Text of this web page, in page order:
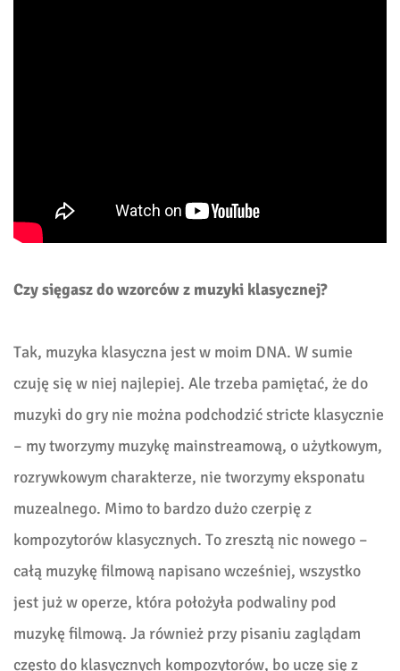
Czy sięgasz do wzorców z muzyki klasycznej?
Tak, muzyka klasyczna jest w moim DNA. W sumie
czuję się w niej najlepiej. Ale trzeba pamiętać, że do
muzyki do gry nie można podchodzić stricte klasycznie
– my tworzymy muzykę mainstreamową, o użytkowym,
rozrywkowym charakterze, nie tworzymy eksponatu
muzealnego. Mimo to bardzo dużo czerpię z
kompozytorów klasycznych. To zresztą nic nowego –
całą muzykę filmową napisano wcześniej, wszystko
jest już w operze, która położyła podwaliny pod
muzykę filmową. Ja również przy pisaniu zaglądam
często do klasycznych kompozytorów, bo uczę się z